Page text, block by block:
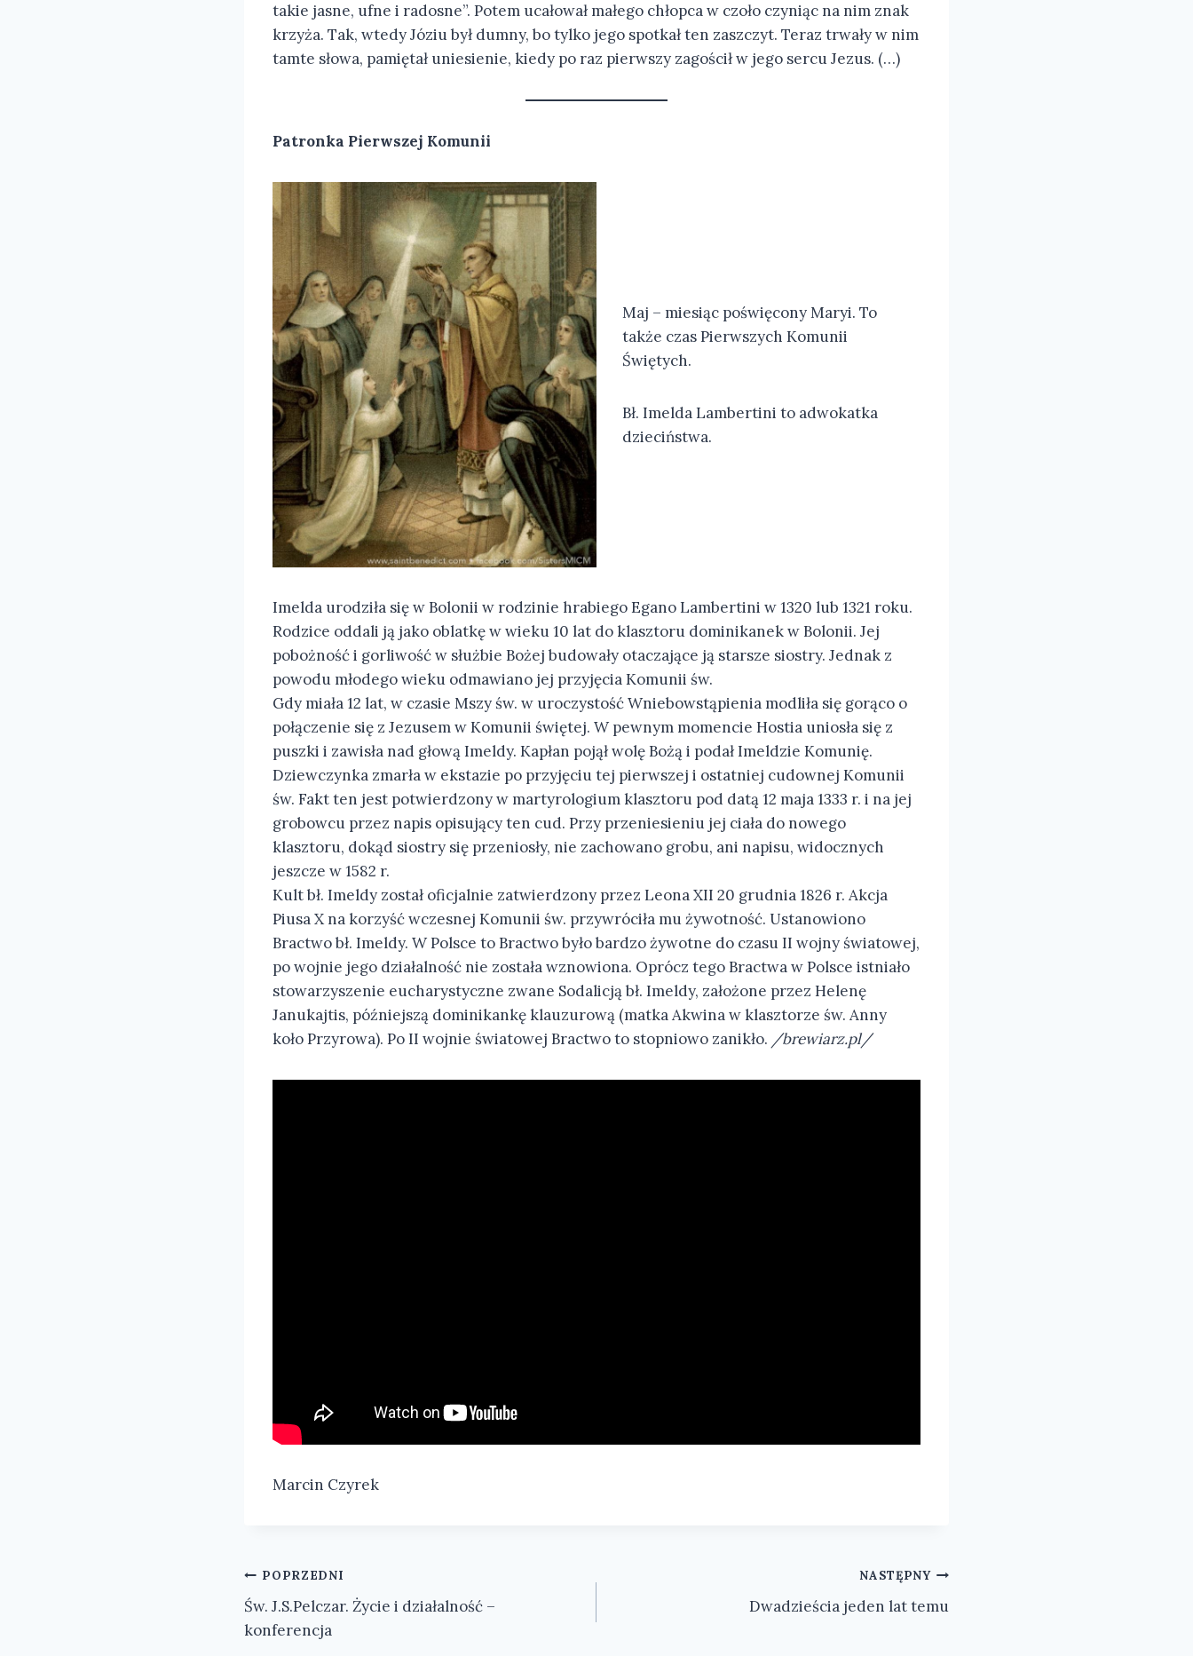
takie jasne, ufne i radosne”. Potem ucałował małego chłopca w czoło czyniąc na nim znak
krzyża. Tak, wtedy Józiu był dumny, bo tylko jego spotkał ten zaszczyt. Teraz trwały w nim
tamte słowa, pamiętał uniesienie, kiedy po raz pierwszy zagościł w jego sercu Jezus. (…)
Patronka Pierwszej Komunii
Maj – miesiąc poświęcony Maryi. To
także czas Pierwszych Komunii
Świętych.
Bł. Imelda Lambertini to adwokatka
dzieciństwa.
Imelda urodziła się w Bolonii w rodzinie hrabiego Egano Lambertini w 1320 lub 1321 roku.
Rodzice oddali ją jako oblatkę w wieku 10 lat do klasztoru dominikanek w Bolonii. Jej
pobożność i gorliwość w służbie Bożej budowały otaczające ją starsze siostry. Jednak z
powodu młodego wieku odmawiano jej przyjęcia Komunii św.
Gdy miała 12 lat, w czasie Mszy św. w uroczystość Wniebowstąpienia modliła się gorąco o
połączenie się z Jezusem w Komunii świętej. W pewnym momencie Hostia uniosła się z
puszki i zawisła nad głową Imeldy. Kapłan pojął wolę Bożą i podał Imeldzie Komunię.
Dziewczynka zmarła w ekstazie po przyjęciu tej pierwszej i ostatniej cudownej Komunii
św. Fakt ten jest potwierdzony w martyrologium klasztoru pod datą 12 maja 1333 r. i na jej
grobowcu przez napis opisujący ten cud. Przy przeniesieniu jej ciała do nowego
klasztoru, dokąd siostry się przeniosły, nie zachowano grobu, ani napisu, widocznych
jeszcze w 1582 r.
Kult bł. Imeldy został oficjalnie zatwierdzony przez Leona XII 20 grudnia 1826 r. Akcja
Piusa X na korzyść wczesnej Komunii św. przywróciła mu żywotność. Ustanowiono
Bractwo bł. Imeldy. W Polsce to Bractwo było bardzo żywotne do czasu II wojny światowej,
po wojnie jego działalność nie została wznowiona. Oprócz tego Bractwa w Polsce istniało
stowarzyszenie eucharystyczne zwane Sodalicją bł. Imeldy, założone przez Helenę
Janukajtis, późniejszą dominikankę klauzurową (matka Akwina w klasztorze św. Anny
koło Przyrowa). Po II wojnie światowej Bractwo to stopniowo zanikło. /brewiarz.pl/
Marcin Czyrek
Nawigacja
wpisu
POPRZEDNI
Św. J.S.Pelczar. Życie i działalność –
konferencja
NASTĘPNY
Dwadzieścia jeden lat temu